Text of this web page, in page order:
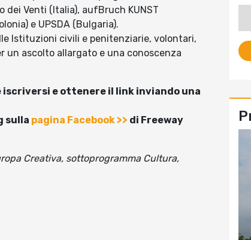
Venti (Italia), aufBruch KUNST
e UPSDA (Bulgaria).
Istituzioni civili e penitenziarie, volontari,
un ascolto allargato e una conoscenza
iscriversi e ottenere il link inviando una
sulla pagina Facebook >> di Freeway
Creativa, sottoprogramma Cultura,